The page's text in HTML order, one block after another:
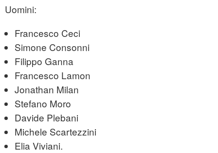
Uomini:
Francesco Ceci
Simone Consonni
Filippo Ganna
Francesco Lamon
Jonathan Milan
Stefano Moro
Davide Plebani
Michele Scartezzini
Elia Viviani.